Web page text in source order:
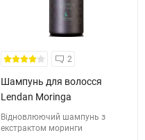
2
Шампунь для волосся
Lendan Moringa
Відновлюючий шампунь з
екстрактом моринги